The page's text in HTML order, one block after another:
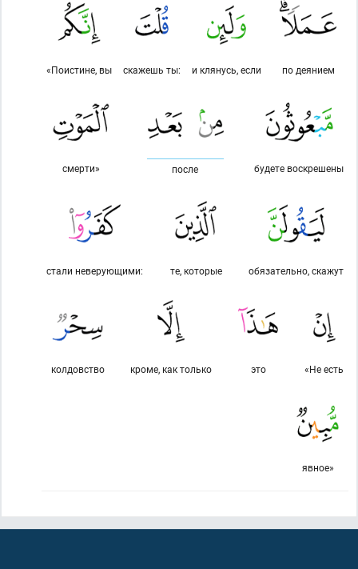
по деянием
и клянусь, если
скажешь ты:
«Поистине, вы
будете воскрешены
после
смерти»
обязательно, скажут
те, которые
стали неверующими:
«Не есть
это
кроме, как только
колдовство
явное»